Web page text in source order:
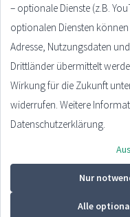
Häufige Fragen
Impressum
AGB
Datenschutzerklärung
Cookie Settings
© 2026 -
– optionale Dienste (z.B.
optionalen Diensten
Adresse, Nutzungsdaten
Drittländer übermittelt
Wirkung für die Zukunft
widerrufen. Weitere
Datenschutzerklärung.
Nur
Alle